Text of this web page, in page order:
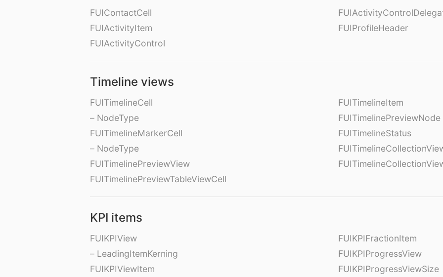
FUIContactCell
FUIActivityItem
FUIActivityControl
FUIProfileHeader
Timeline views
FUITimelineCell
– NodeType
FUITimelineMarkerCell
– NodeType
FUITimelinePreviewView
FUITimelinePreviewTableViewCell
FUITimelineItem
FUITimelinePreviewNode
FUITimelineStatus
KPI items
FUIKPIView
– LeadingItemKerning
FUIKPIViewItem
FUIKPIFractionItem
FUIKPIProgressView
FUIKPIProgressViewSize